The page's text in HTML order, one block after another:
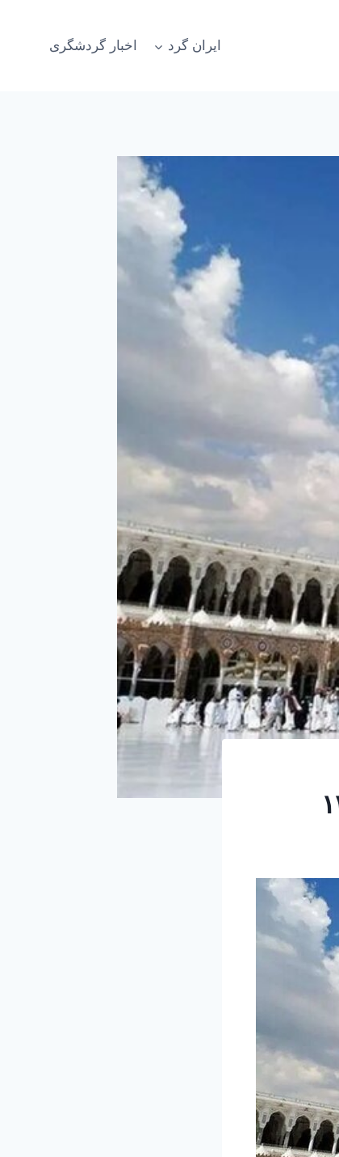
ایران گرد اخبار گردشگری